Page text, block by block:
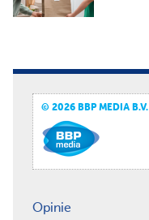
© 2026 BBP MEDIA B.V.
Opinie